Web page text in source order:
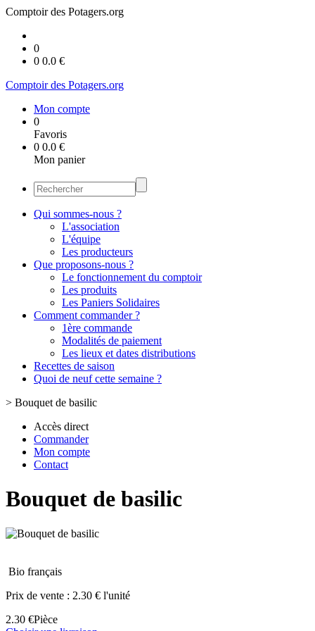
Comptoir des Potagers.org
0
0 0.0 €
Comptoir des Potagers.org
Mon compte
0
Favoris
0 0.0 €
Mon panier
Qui sommes-nous ?
L'association
L'équipe
Les producteurs
Que proposons-nous ?
Le fonctionnement du comptoir
Les produits
Les Paniers Solidaires
Comment commander ?
1ère commande
Modalités de paiement
Les lieux et dates distributions
Recettes de saison
Quoi de neuf cette semaine ?
> Bouquet de basilic
Accès direct
Commander
Mon compte
Contact
Bouquet de basilic
Bio français
Prix de vente : 2.30 € l'unité
2.30 €Pièce